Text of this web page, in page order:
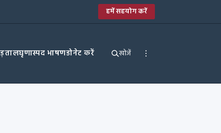
हमें सहयोग करें
घृणास्पद भाषणडोनेट करें खोजें